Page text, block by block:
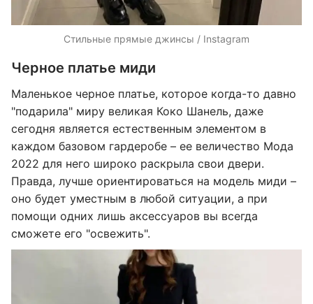
Стильные прямые джинсы / Instagram
Черное платье миди
Маленькое черное платье, которое когда-то давно
"подарила" миру великая Коко Шанель, даже
сегодня является естественным элементом в
каждом базовом гардеробе – ее величество Мода
2022 для него широко раскрыла свои двери.
Правда, лучше ориентироваться на модель миди –
оно будет уместным в любой ситуации, а при
помощи одних лишь аксессуаров вы всегда
сможете его "освежить".